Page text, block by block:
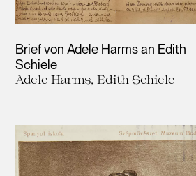
Brief von Adele Harms an Edith
Schiele
Adele Harms, Edith Schiele